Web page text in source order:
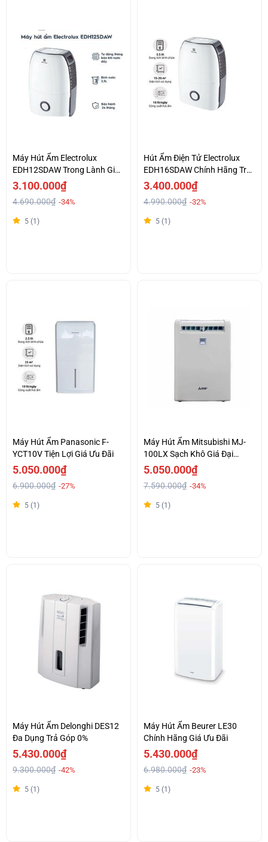
Máy Hút Ẩm Electrolux
EDH12SDAW Trong Lành Giá
Tốt
3.100.000₫
4.690.000₫ -34%
5 (1)
Hút Ẩm Điện Tử Electrolux
EDH16SDAW Chính Hãng Trả
Góp 0%
3.400.000₫
4.990.000₫ -32%
5 (1)
Máy Hút Ẩm Panasonic F-
YCT10V Tiện Lợi Giá Ưu Đãi
5.050.000₫
6.900.000₫ -27%
5 (1)
Máy Hút Ẩm Mitsubishi MJ-
100LX Sạch Khô Giá Đại
Chiến
5.050.000₫
7.590.000₫ -34%
5 (1)
Máy Hút Ẩm Delonghi DES12
Đa Dụng Trả Góp 0%
5.430.000₫
9.300.000₫ -42%
5 (1)
Máy Hút Ẩm Beurer LE30
Chính Hãng Giá Ưu Đãi
5.430.000₫
6.980.000₫ -23%
5 (1)